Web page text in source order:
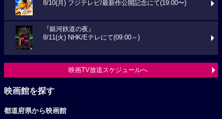
8/10(月) フジテレビ/最新作公開記念にて(19:00〜)
『銀河鉄道の夜』
8/11(火) NHK/Eテレにて(09:00～)
映画TV放送スケジュールへ
映画館を探す
都道府県から映画館